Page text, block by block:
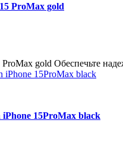
ProMax gold
gold Обеспечьте
15ProMax black